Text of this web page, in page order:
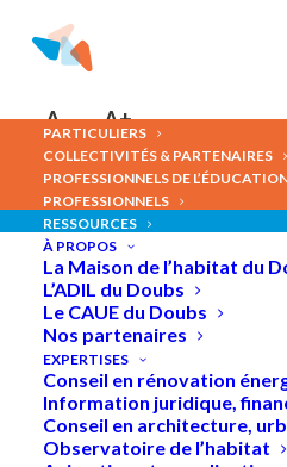
PARTICULIERS
COLLECTIVITÉS & PARTENAIRES
PROFESSIONNELS DE
PROFESSIONNELS
RESSOURCES
À PROPOS
La Maison de l’habitat du
L’ADIL du Doubs
Le CAUE du Doubs
Nos partenaires
EXPERTISES
Conseil en rénovation
Information juridique,
Conseil en architecture,
Observatoire de l’habitat
A- A+
Le gel
passoires